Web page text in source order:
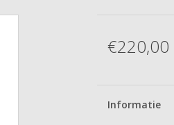
€220,00
Informatie